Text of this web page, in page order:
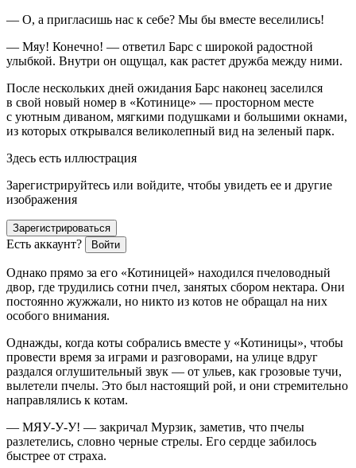
— О, а пригласишь нас к себе? Мы бы вместе веселились!
— Мяу! Конечно! — ответил Барс с широкой радостной
улыбкой. Внутри он ощущал, как растет дружба между ними.
После нескольких дней ожидания Барс наконец заселился
в свой новый номер в «Котинице» — просторном месте
с уютным диваном, мягкими подушками и большими окнами,
из которых открывался великолепный вид на зеленый парк.
Здесь есть иллюстрация
Зарегистрируйтесь или войдите, чтобы увидеть ее и другие
изображения
Зарегистрироваться
Есть аккаунт? Войти
Однако прямо за его «Котиницей» находился пчеловодный
двор, где трудились сотни пчел, занятых сбором нектара. Они
постоянно жужжали, но никто из котов не обращал на них
особого внимания.
Однажды, когда коты собрались вместе у «Котиницы», чтобы
провести время за играми и разговорами, на улице вдруг
раздался оглушительный звук — от ульев, как грозовые тучи,
вылетели пчелы. Это был настоящий рой, и они стремительно
направлялись к котам.
— МЯУ-У-У! — закричал Мурзик, заметив, что пчелы
разлетелись, словно черные стрелы. Его сердце забилось
быстрее от страха.